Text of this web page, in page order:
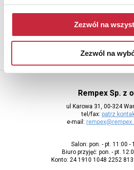
Zezwól na
Zezwól na
Aby otrzymywać informacje o nowych
adres e-mail
Rempex Sp. z
ul Karowa 31, 00-324
tel/fax: patrz
e-mail:
Salon: pon. - pt. 11:00 -
Biuro przyjęć: pon. - pt.
Konto: 24 1910 1048 2252